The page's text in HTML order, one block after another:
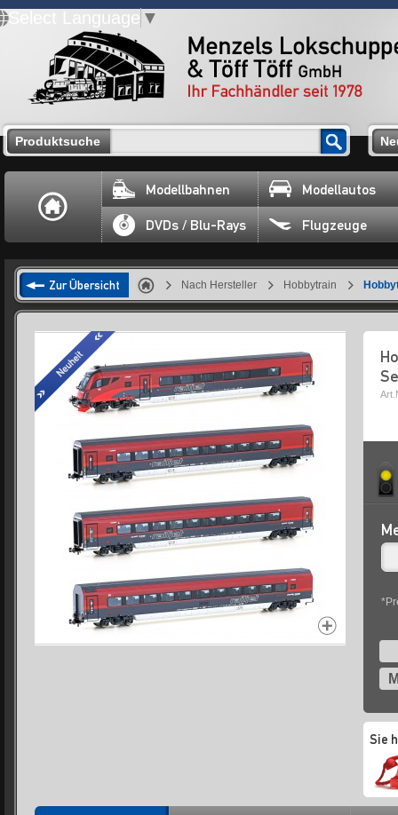
Select Language ▼
Produktsuche
Modellbahnen Modellautos
DVDs / Blu-Rays Flugzeuge
Zur Übersicht Nach Hersteller Hobbytrain
Sie